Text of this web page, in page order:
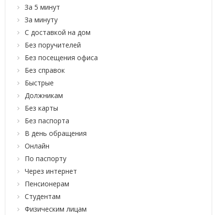
За 5 минут
За минуту
С доставкой на дом
Без поручителей
Без посещения офиса
Без справок
Быстрые
Должникам
Без карты
Без паспорта
В день обращения
Онлайн
По паспорту
Через интернет
Пенсионерам
Студентам
Физическим лицам